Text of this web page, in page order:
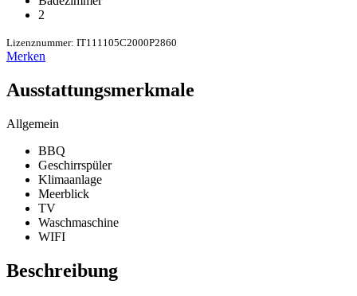
2
Lizenznummer: IT111105C2000P2860
Merken
Ausstattungsmerkmale
Allgemein
BBQ
Geschirrspüler
Klimaanlage
Meerblick
TV
Waschmaschine
WIFI
Beschreibung